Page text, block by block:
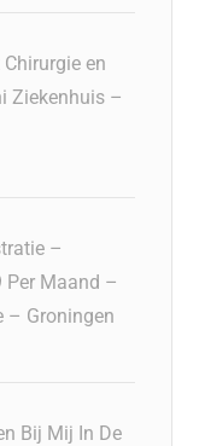
en
Ziekenhuis –
–
Per Maand –
– Groningen
Bij Mij In De